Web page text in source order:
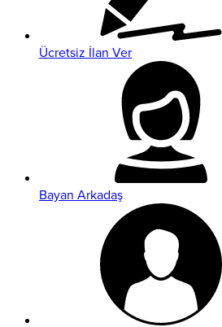
Ücretsiz İlan Ver
Bayan Arkadaş